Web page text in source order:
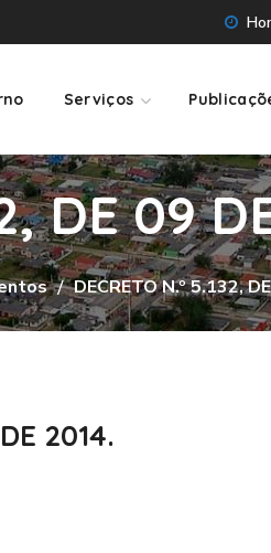
Serviços
DE 09
DECRETO N.º 5.132,
2014.